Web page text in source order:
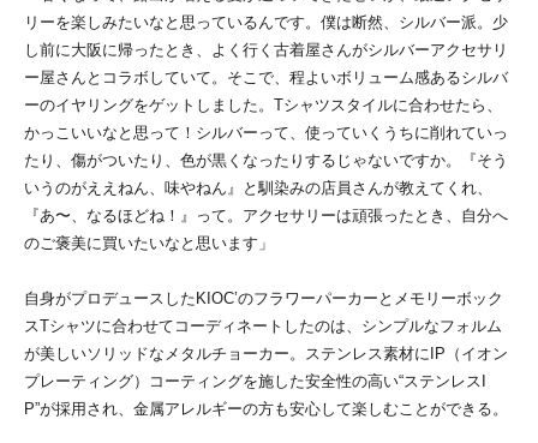
リーを楽しみたいなと思っているんです。僕は断然、シルバー派。少
し前に大阪に帰ったとき、よく行く古着屋さんがシルバーアクセサリ
ー屋さんとコラボしていて。そこで、程よいボリューム感あるシルバ
ーのイヤリングをゲットしました。Tシャツスタイルに合わせたら、
かっこいいなと思って！シルバーって、使っていくうちに削れていっ
たり、傷がついたり、色が黒くなったりするじゃないですか。『そう
いうのがええねん、味やねん』と馴染みの店員さんが教えてくれ、
『あ〜、なるほどね！』って。アクセサリーは頑張ったとき、自分へ
のご褒美に買いたいなと思います」
自身がプロデュースしたKIOC’のフラワーパーカーとメモリーボック
スTシャツに合わせてコーディネートしたのは、シンプルなフォルム
が美しいソリッドなメタルチョーカー。ステンレス素材にIP（イオン
プレーティング）コーティングを施した安全性の高い“ステンレスI
P”が採用され、金属アレルギーの方も安心して楽しむことができる。